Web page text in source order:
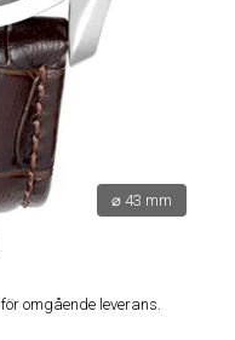
⌀ 43 mm
omgående leverans.